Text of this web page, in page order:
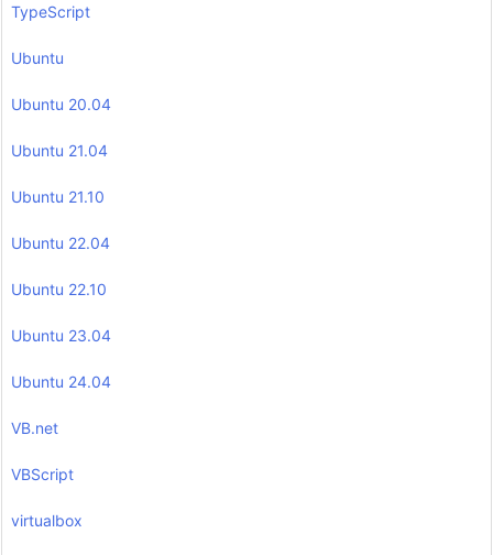
TypeScript
Ubuntu
Ubuntu 20.04
Ubuntu 21.04
Ubuntu 21.10
Ubuntu 22.04
Ubuntu 22.10
Ubuntu 23.04
Ubuntu 24.04
VB.net
VBScript
virtualbox